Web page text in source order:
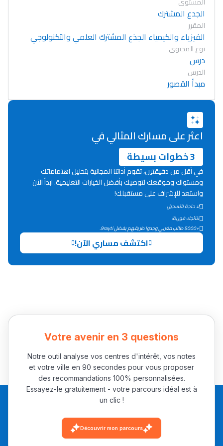
Collège au Maroc
التعليم الثانوي الإعدادي
+ de 78 Sujets
+ de 89 Interviews/Vidéos
الجدع المشترك
المقرر
الفيزياء والكيمياء الجذع المشترك العلمي والتكنولوجي
نوع المحتوى
درس
الدرس
مبدأ القصور
اعثر على مسارك المثالي في
3 خطوات بسيطة
في أقل من دقيقتين، تقوم أداتنا المجانية بتحليل اهتماماتك
ومستواك وموقعك لتوصيك بأفضل الخيارات التعليمية. ابدأ الآن
واستعد للإشراف على مستقبلك!
لا حاجة للتسجيل
نتائجك فورية!
+5000 طالب مغربي وجدوا طريقهم بفضل 9rayti.
اكتشف مساري الآن!
Votre avenir en 3 questions
Notre outil analyse vos centres d'intérêt, vos notes
et votre ville en 90 secondes pour vous proposer
des recommandations 100% personnalisées.
Essayez-le gratuitement - votre parcours idéal est à
un clic !
Découvrir mon parcours